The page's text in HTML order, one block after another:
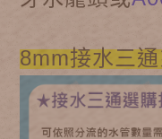
8mm接水三通